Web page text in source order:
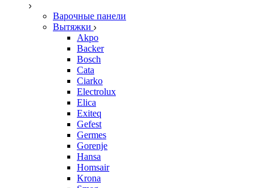
Варочные панели
Вытяжки
Akpo
Backer
Bosch
Cata
Ciarko
Electrolux
Elica
Exiteq
Gefest
Germes
Gorenje
Hansa
Homsair
Krona